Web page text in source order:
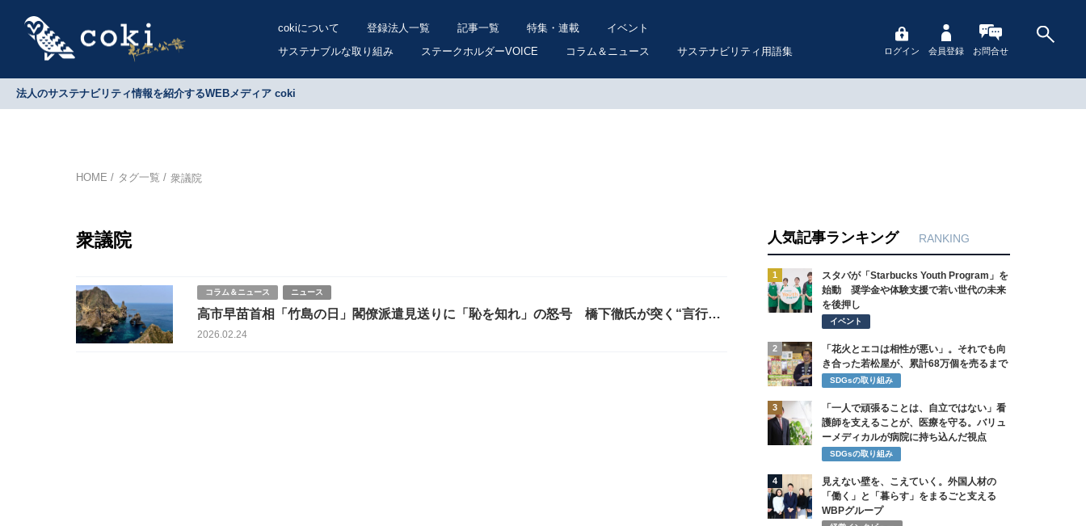
cokiについて 登録法人一覧 記事一覧 特集・連載
イベント
サステナブルな取り組み
ステークホルダーVOICE コラム＆ニュース サステナビリティ用語集 ログイン 会員登録 お問合せ
法人のサステナビリティ情報を紹介するWEBメディア coki
HOME タグ一覧 衆議院
衆議院
コラム＆ニュース ニュース
高市早苗首相「竹島の日」閣僚派遣見送りに「恥を知れ」の怒号 橋下徹氏が突く“言行不
一致”と安倍晋三元首相との決定的な差
2026.02.24
人気記事ランキング RANKING
1
スタバが「Starbucks Youth Program」を
始動 奨学金や体験支援で若い世代の未来
を後押し
イベント
2
「花火とエコは相性が悪い」。それでも向
き合った若松屋が、累計68万個を売るまで
SDGsの取り組み
3
「一人で頑張ることは、自立ではない」看
護師を支えることが、医療を守る。バリュ
ーメディカルが病院に持ち込んだ視点
SDGsの取り組み
4
見えない壁を、こえていく。外国人材の
「働く」と「暮らす」をまるごと支える
WBPグループ